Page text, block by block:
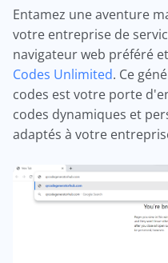
Entamez une aventure
votre entreprise de
navigateur web préféré
Codes Unlimited. Ce
codes est votre porte
codes dynamiques et
adaptés à votre